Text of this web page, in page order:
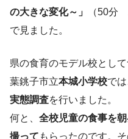
の大きな変化～」
（50分
で見ました。
県の食育のモデル校とし
葉銚子市立本城小学校では
実態調査を行いました。
何と、 全校児童の食事を
撮って もらったのです。そ